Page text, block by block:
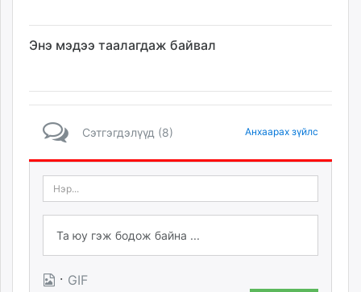
Энэ мэдээ таалагдаж байвал
Сэтгэгдэлүүд (8) Анхаарах зүйлс
· GIF